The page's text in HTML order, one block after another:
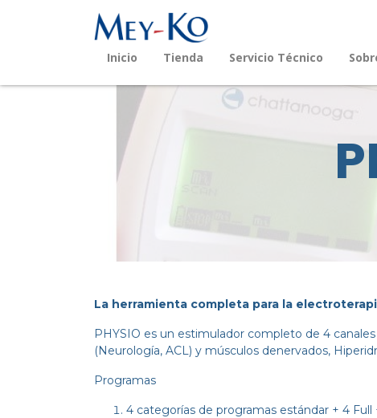
Inicio Tienda Servicio Técnico
La herramienta completa para la
PHYSIO es un estimulador completo de 4
(Neurología, ACL) y músculos denervados,
Programas
4 categorías de programas estándar + 4